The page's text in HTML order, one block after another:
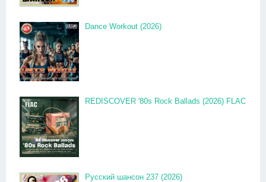
Dance Workout (2026)
REDISCOVER '80s Rock Ballads (2026) FLAC
Русский шансон 237 (2026)